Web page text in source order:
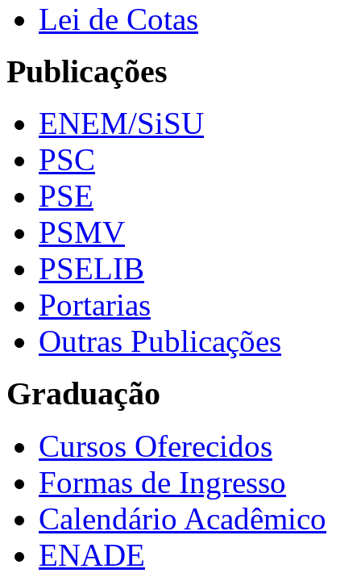
Lei de Cotas
Publicações
ENEM/SiSU
PSC
PSE
PSMV
PSELIB
Portarias
Outras Publicações
Graduação
Cursos Oferecidos
Formas de Ingresso
Calendário Acadêmico
ENADE